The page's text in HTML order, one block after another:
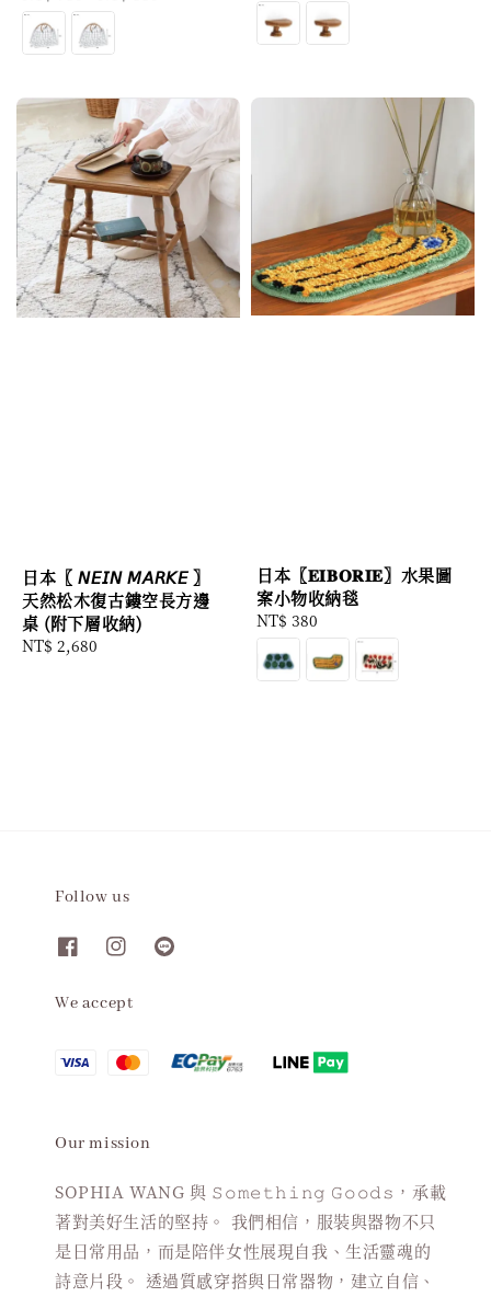
price
price
日本〖 𝘕𝘌𝘐𝘕 𝘔𝘈𝘙𝘒𝘌 〗
天然松木復古鏤空長方邊
桌 (附下層收納)
Regular
NT$ 2,680
日本〖𝐄𝐈𝐁𝐎𝐑𝐈𝐄〗水果圖
案小物收納毯
Regular
price
NT$ 380
Follow us
We accept
Our mission
SOPHIA WANG 與 𝚂𝚘𝚖𝚎𝚝𝚑𝚒𝚗𝚐 𝙶𝚘𝚘𝚍𝚜，承載
著對美好生活的堅持。 我們相信，服裝與器物不只
是日常用品，而是陪伴女性展現自我、生活靈魂的
詩意片段。 透過質感穿搭與日常器物，建立自信、